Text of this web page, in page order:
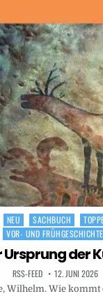
NEU SACHBUCH
VOR- UND FRÜHGESCHICHTE
Ursprung der
RSS-FEED 12. JUNI 2026
Wilhelm. Wie